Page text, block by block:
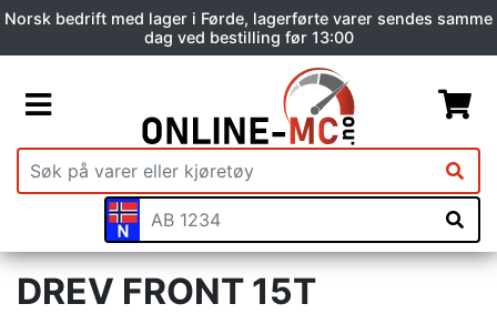
Norsk bedrift med lager i Førde, lagerførte varer sendes samme
dag ved bestilling før 13:00
DREV FRONT 15T